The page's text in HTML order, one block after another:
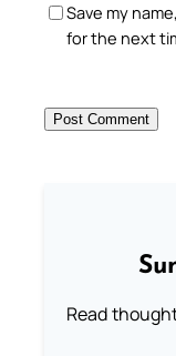
Save my
for the next
Read